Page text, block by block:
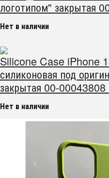
логотипом" закрытая
Нет в наличии
Silicone Case iPhone
силиконовая под
закрытая 00-
Нет в наличии